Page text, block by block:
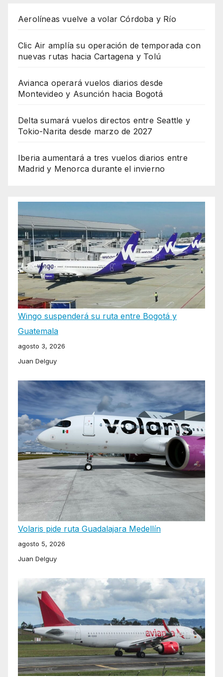
Aerolíneas vuelve a volar Córdoba y Río
Clic Air amplía su operación de temporada con
nuevas rutas hacia Cartagena y Tolú
Avianca operará vuelos diarios desde
Montevideo y Asunción hacia Bogotá
Delta sumará vuelos directos entre Seattle y
Tokio-Narita desde marzo de 2027
Iberia aumentará a tres vuelos diarios entre
Madrid y Menorca durante el invierno
Wingo suspenderá su ruta entre Bogotá y
Guatemala
agosto 3, 2026
Juan Delguy
Volaris pide ruta Guadalajara Medellín
agosto 5, 2026
Juan Delguy